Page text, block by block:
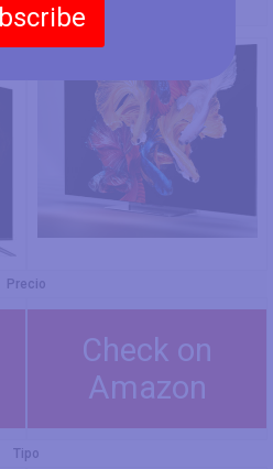
Xiaomi Mi TV Lux 65" OLED
Precio
Check on
Amazon
Tipo